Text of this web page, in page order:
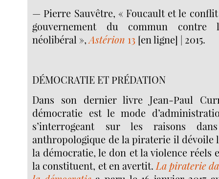
— Pierre Sauvêtre, « Foucault et le
gouvernement du commun contre
néolibéral »,Astérion 13 [en ligne] | 2015.
DÉMOCRATIE ET PRÉDATION
Dans son dernier livre Jean-Paul
démocratie est le mode
s’interrogeant sur les raisons
anthropologique de la piraterie il dévoile
la démocratie, le don et la violence réels
la constituent, et en avertit. La piraterie